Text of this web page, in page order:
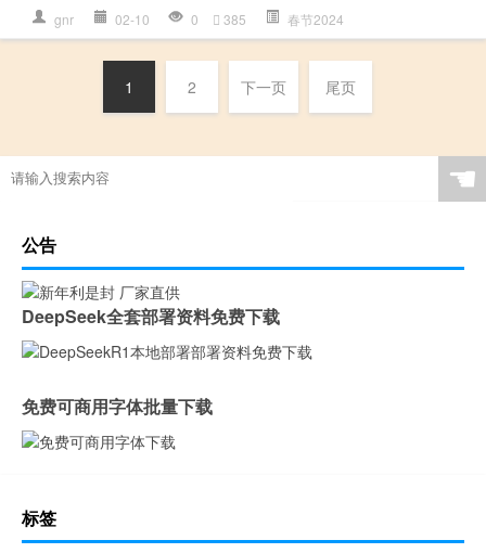
gnr 02-10 0 385 春节2024
1 2 下一页 尾页
☚
公告
DeepSeek全套部署资料免费下载
免费可商用字体批量下载
标签